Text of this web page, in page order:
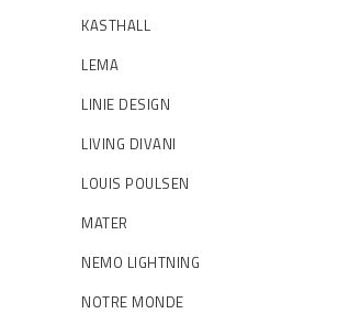
KASTHALL
LEMA
LINIE DESIGN
LIVING DIVANI
LOUIS POULSEN
MATER
NEMO LIGHTNING
NOTRE MONDE